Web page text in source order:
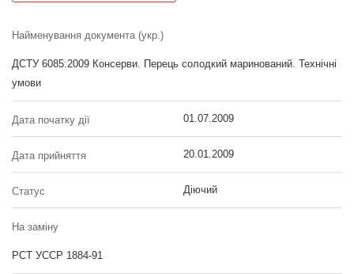
Найменування документа (укр.)
ДСТУ 6085:2009 Консерви. Перець солодкий маринований. Технічні
умови
Дата початку дії 01.07.2009
Дата прийняття 20.01.2009
Статус Діючий
На заміну
РСТ УССР 1884-91